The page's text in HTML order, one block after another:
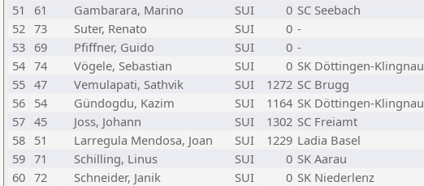
51
61 Gambarara, Marino SUI 0 SC Seebach
52 73 Suter, Renato SUI 0 -
53 69 Pfiffner, Guido SUI 0 -
54 74 Vögele, Sebastian SUI 0 SK Döttingen-Klingnau
55 47 Vemulapati, Sathvik SUI 1272 SC Brugg
56 54 Gündogdu, Kazim SUI 1164 SK Döttingen-Klingnau
57 45 Joss, Johann SUI 1302 SC Freiamt
58 51 Larregula Mendosa, Joan SUI 1229 Ladia Basel
59 71 Schilling, Linus SUI 0 SK Aarau
60 72 Schneider, Janik SUI 0 SK Niederlenz